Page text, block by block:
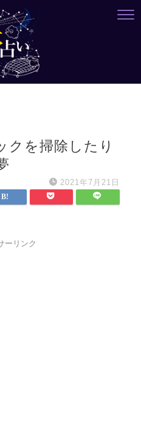
クを掃除したり
2021年7月21日
ーリンク